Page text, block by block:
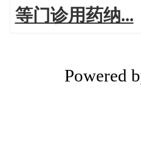
等门诊用药纳...
Powered